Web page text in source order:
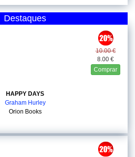
Destaques
10.00 €
8.00 €
Comprar
HAPPY DAYS
Graham Hurley
Orion Books